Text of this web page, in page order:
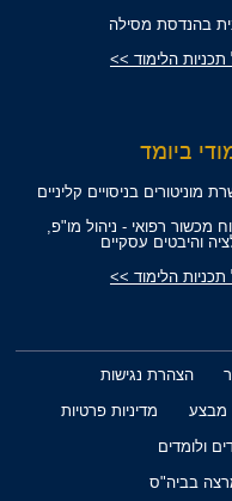
בהנדסת מסילה
תכניות הלימוד >>
ביומד
מוניטורים בניסויים קליניים
מכשור רפואי - ניהול מו"פ,
והיבטים עסקיים
תכניות הלימוד >>
הצהרת נגישות
מבצע
מדיניות פרטיות
ולומדים
בביה"ס